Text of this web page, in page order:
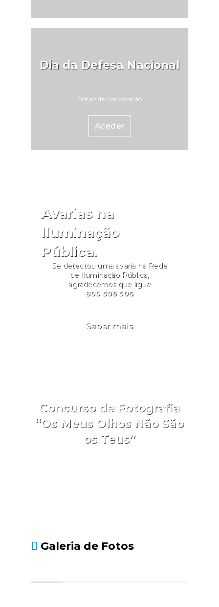
Dia da Defesa Nacional
Editais de Convocação
Aceder
Avarias na
Iluminação
Pública.
Se detectou uma avaria na Rede
de Iluminação Pública,
agradecemos que ligue
800 506 506
Saber mais
Concurso de Fotografia
“Os Meus Olhos Não São
os Teus”
Galeria de Fotos